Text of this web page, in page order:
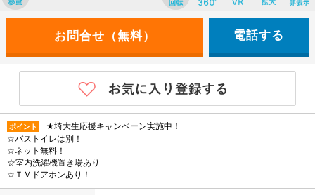
電話する
ポイント
★埼大生応援キャンペーン実施中！
☆バストイレは別！
☆ネット無料！
☆室内洗濯機置き場あり
☆ＴＶドアホンあり！